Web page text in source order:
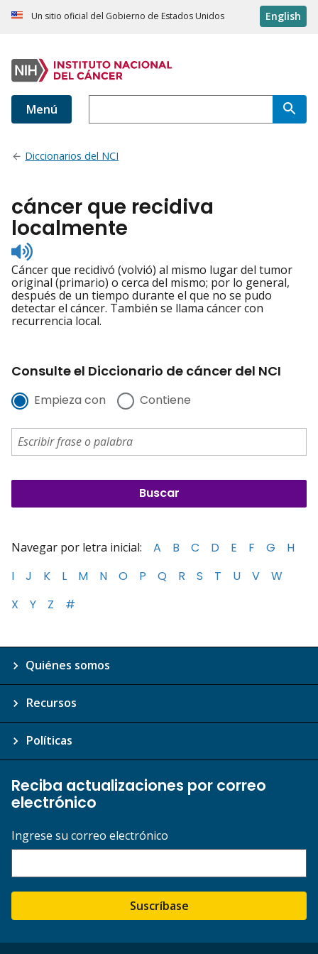
Un sitio oficial del Gobierno de Estados Unidos English
Menú
Diccionarios del NCI
cáncer que recidiva
localmente
Listen
to
pronunciation
Cáncer que recidivó (volvió) al mismo lugar del tumor
original (primario) o cerca del mismo; por lo general,
después de un tiempo durante el que no se pudo
detectar el cáncer. También se llama cáncer con
recurrencia local.
Consulte el Diccionario de cáncer del NCI
Empieza con Contiene
Navegar por letra inicial: A B C D E F G
H
I
J K L M N O P Q R S T U V
W
X
Y Z #
Quiénes somos
Recursos
Políticas
Reciba actualizaciones por correo
electrónico
Ingrese su correo electrónico
Suscríbase